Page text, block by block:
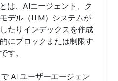
は、AIエージェント、ク
デル（LLM）システムが
たりインデックスを作成
にブロックまたは制限す
す。
AI ユーザーエージェン